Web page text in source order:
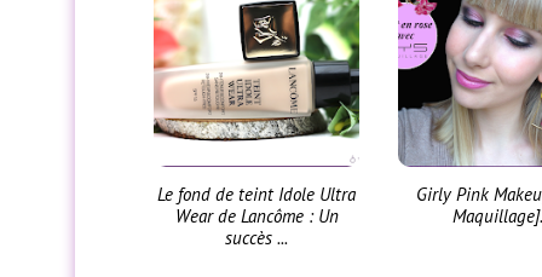
Le fond de teint Idole Ultra
Wear de Lancôme : Un
succès ...
Girly Pink